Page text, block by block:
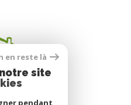
en reste là
site
pendant